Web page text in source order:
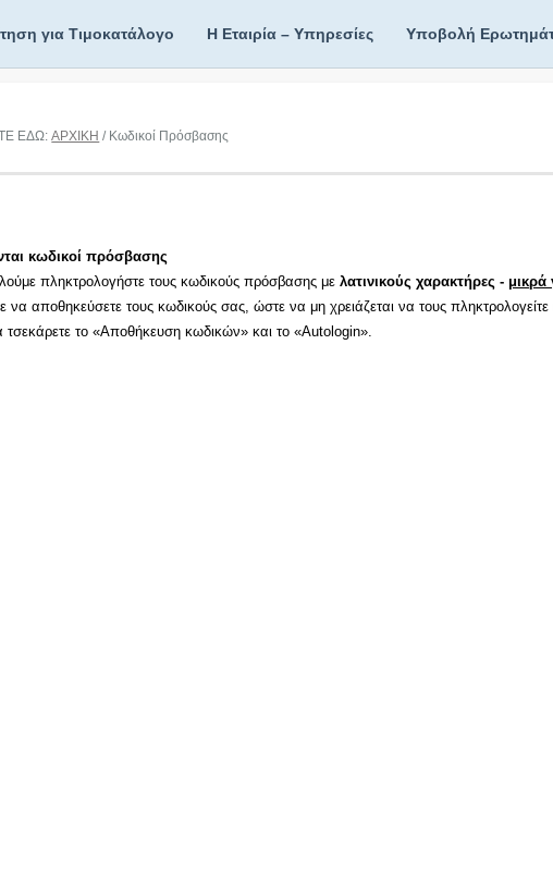
για Τιμοκατάλογο Η Εταιρία – Υπηρεσίες Υποβολή
ΕΔΩ:ΑΡΧΙΚΗ / Κωδικοί Πρόσβασης
κωδικοί πρόσβασης
πληκτρολογήστε τους κωδικούς πρόσβασης μελατινικούς χαρακτήρες - μικρά
να αποθηκεύσετε τους κωδικούς σας, ώστε να μη χρειάζεται να τους
τσεκάρετε το «Αποθήκευση κωδικών» και το «Autologin».